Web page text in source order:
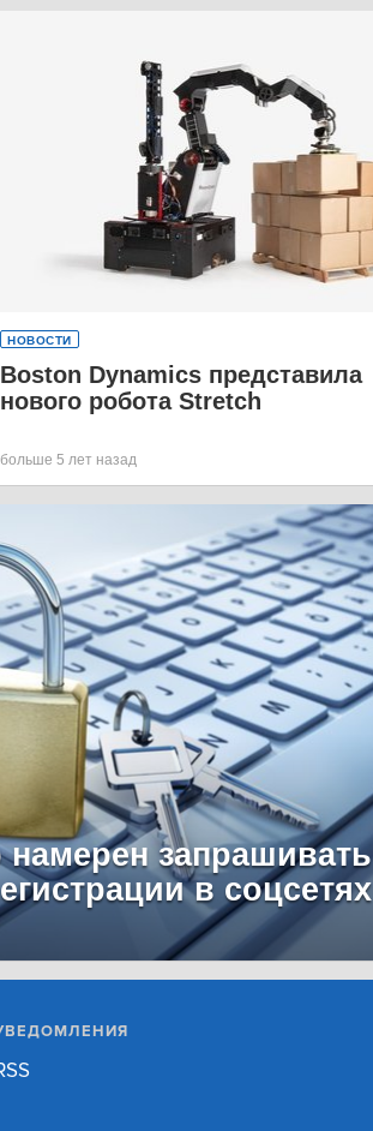
НОВОСТИ
Boston Dynamics представила
нового робота Stretch
больше 5 лет назад
намерен запрашивать
в соцсетях